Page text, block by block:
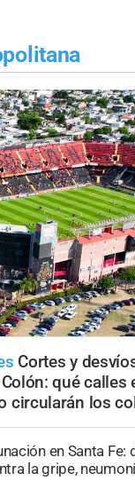
Cortes y
qué calles
circularán los
en Santa Fe:
la gripe,